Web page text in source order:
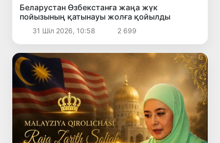
Беларустан Өзбекстанға жаңа жүк
пойызының қатынауы жолға қойылды
31 Шіл 2026, 10:58 2 699